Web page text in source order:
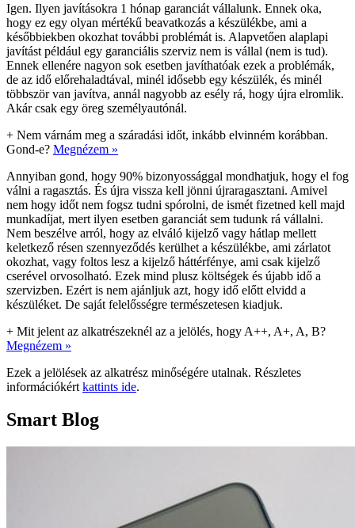
Igen. Ilyen javításokra 1 hónap garanciát vállalunk. Ennek oka,
hogy ez egy olyan mértékű beavatkozás a készülékbe, ami a
későbbiekben okozhat további problémát is. Alapvetően alaplapi
javítást például egy garanciális szerviz nem is vállal (nem is tud).
Ennek ellenére nagyon sok esetben javíthatóak ezek a problémák,
de az idő előrehaladtával, minél idősebb egy készülék, és minél
többször van javítva, annál nagyobb az esély rá, hogy újra elromlik.
Akár csak egy öreg személyautónál.
+ Nem várnám meg a száradási időt, inkább elvinném korábban.
Gond-e? Megnézem »
Annyiban gond, hogy 90% bizonyossággal mondhatjuk, hogy el fog
válni a ragasztás. És újra vissza kell jönni újraragasztani. Amivel
nem hogy időt nem fogsz tudni spórolni, de ismét fizetned kell majd
munkadíjat, mert ilyen esetben garanciát sem tudunk rá vállalni.
Nem beszélve arról, hogy az elváló kijelző vagy hátlap mellett
keletkező résen szennyeződés kerülhet a készülékbe, ami zárlatot
okozhat, vagy foltos lesz a kijelző háttérfénye, ami csak kijelző
cserével orvosolható. Ezek mind plusz költségek és újabb idő a
szervizben. Ezért is nem ajánljuk azt, hogy idő előtt elvidd a
készüléket. De saját felelősségre természetesen kiadjuk.
+ Mit jelent az alkatrészeknél az a jelölés, hogy A++, A+, A, B?
Megnézem »
Ezek a jelölések az alkatrész minőségére utalnak. Részletes
információkért kattints ide.
Smart Blog